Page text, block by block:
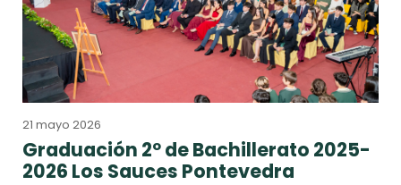
21 mayo 2026
Graduación 2º de Bachillerato 2025-
2026 Los Sauces Pontevedra